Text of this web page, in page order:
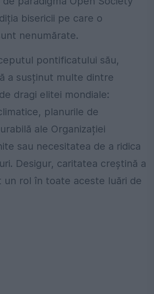
bisericii pe care o
nenumărate.
pontificatului său,
a susținut multe dintre
dragi elitei mondiale:
planurile de
ale Organizației
sau necesitatea de a ridica
Desigur, caritatea creștină a
un rol în toate aceste luări de